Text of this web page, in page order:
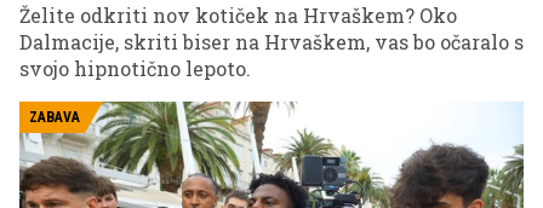
Želite odkriti nov kotiček na Hrvaškem? Oko
Dalmacije, skriti biser na Hrvaškem, vas bo očaralo s
svojo hipnotično lepoto.
ZABAVA